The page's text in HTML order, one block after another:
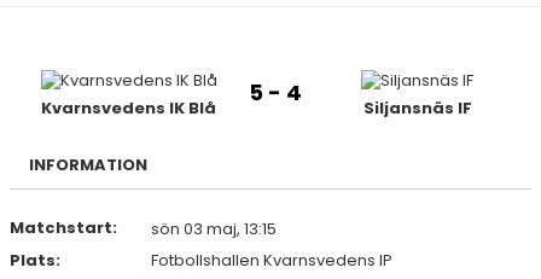
BILDGALLERI
DOKUMENT
Kvarnsvedens IK Blå
5 - 4
Siljansnäs IF
INFORMATION
Matchstart:
sön 03 maj, 13:15
Plats:
Fotbollshallen Kvarnsvedens IP